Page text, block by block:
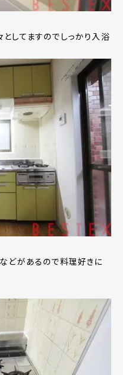
してますのでしっかり入浴
どがあるので料理好きに